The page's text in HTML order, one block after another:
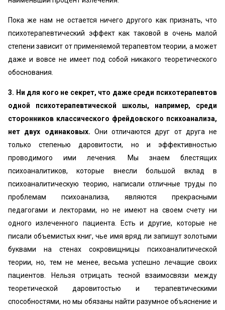
Пока же нам не остается ничего другого как признать, что
психотерапевтический эффект как таковой в очень малой
степени зависит от применяемой терапевтом теории, а может
даже и вовсе не имеет под собой никакого теоретического
обоснования.
3. Ни для кого не секрет, что даже среди психотерапевтов
одной психотерапевтической школы, например, среди
сторонников классического фрейдовского психоанализа,
нет двух одинаковых. Они отличаются друг от друга не
только степенью даровитости, но и эффективностью
проводимого ими лечения. Мы знаем блестящих
психоаналитиков, которые внесли большой вклад в
психоаналитическую теорию, написали отличные труды по
проблемам психоанализа, являются прекрасными
педагогами и лекторами, но не имеют на своем счету ни
одного излеченного пациента. Есть и другие, которые не
писали объемистых книг, чье имя вряд ли запишут золотыми
буквами на стенах сокровищницы психоаналитической
теории, но, тем не менее, весьма успешно лечащие своих
пациентов. Нельзя отрицать тесной взаимосвязи между
теоретической даровитостью и терапевтическими
способностями, но мы обязаны найти разумное объяснение и